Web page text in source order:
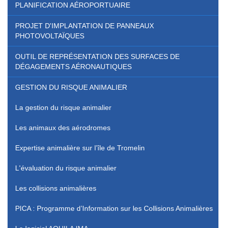
PLANIFICATION AÉROPORTUAIRE
PROJET D'IMPLANTATION DE PANNEAUX
PHOTOVOLTAÏQUES
OUTIL DE REPRÉSENTATION DES SURFACES DE
DÉGAGEMENTS AÉRONAUTIQUES
GESTION DU RISQUE ANIMALIER
La gestion du risque animalier
Les animaux des aérodromes
Expertise animalière sur l’île de Tromelin
L'évaluation du risque animalier
Les collisions animalières
PICA : Programme d’Information sur les Collisions Animalières